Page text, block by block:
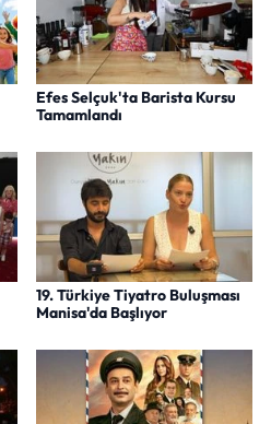
Efes Selçuk'ta Barista Kursu
Tamamlandı
19. Türkiye Tiyatro Buluşması
Manisa'da Başlıyor